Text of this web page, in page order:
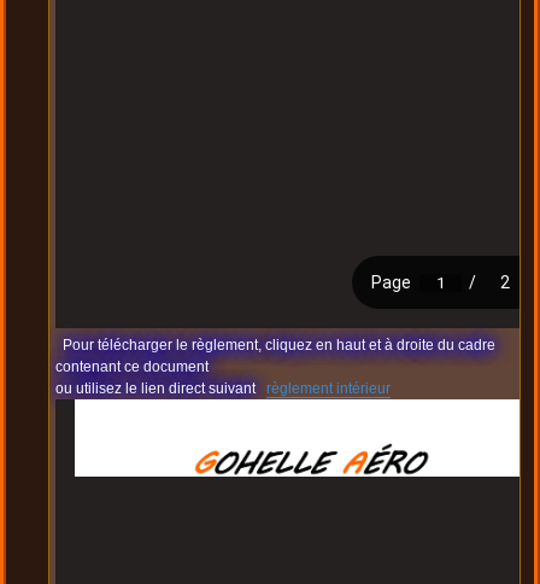
Pour télécharger le règlement, cliquez en haut et à droite du cadre
contenant ce document
ou utilisez le lien direct suivant
règlement intérieur